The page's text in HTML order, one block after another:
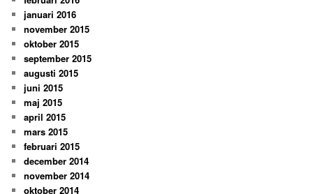
januari 2016
november 2015
oktober 2015
september 2015
augusti 2015
juni 2015
maj 2015
april 2015
mars 2015
februari 2015
december 2014
november 2014
oktober 2014